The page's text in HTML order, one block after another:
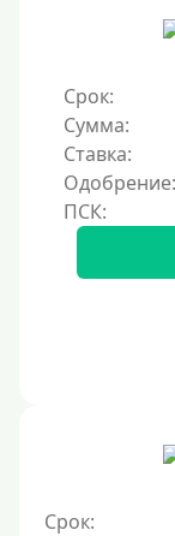
Срок:
Сумма:
Ставка:
Одобрение:
Срок: